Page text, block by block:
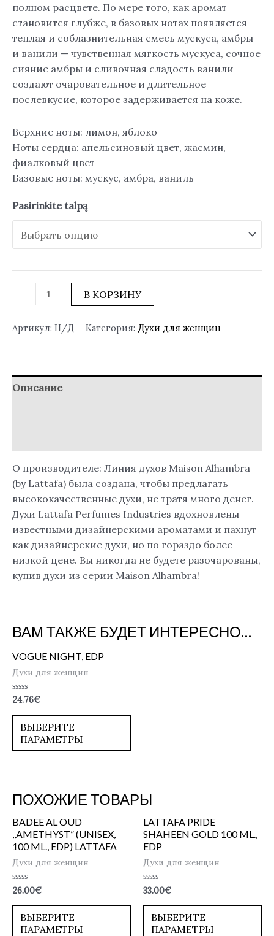
полном расцвете. По мере того, как аромат
становится глубже, в базовых нотах появляется
теплая и соблазнительная смесь мускуса, амбры
и ванили — чувственная мягкость мускуса, сочное
сияние амбры и сливочная сладость ванили
создают очаровательное и длительное
послевкусие, которое задерживается на коже.
Верхние ноты: лимон, яблоко
Ноты сердца: апельсиновый цвет, жасмин,
фиалковый цвет
Базовые ноты: мускус, амбра, ваниль
Pasirinkite talpą
В КОРЗИНУ
Артикул: Н/Д Категория: Духи для женщин
Описание
О производителе: Линия духов Maison Alhambra
(by Lattafa) была создана, чтобы предлагать
высококачественные духи, не тратя много денег.
Духи Lattafa Perfumes Industries вдохновлены
известными дизайнерскими ароматами и пахнут
как дизайнерские духи, но по гораздо более
низкой цене. Вы никогда не будете разочарованы,
купив духи из серии Maison Alhambra!
ВАМ ТАКЖЕ БУДЕТ ИНТЕРЕСНО…
VOGUE NIGHT, EDP
Духи для женщин
Оценка
из
24.76€
ВЫБЕРИТЕ
ПАРАМЕТРЫ
ПОХОЖИЕ ТОВАРЫ
BADEE AL OUD
,,AMETHYST” (UNISEX,
100 ML., EDP) LATTAFA
Духи для женщин
Оценка
0
из
26.00€
ВЫБЕРИТЕ
ПАРАМЕТРЫ
LATTAFA PRIDE
SHAHEEN GOLD 100 ML.,
EDP
Духи для женщин
Оценка
0
из
33.00€
ВЫБЕРИТЕ
ПАРАМЕТРЫ